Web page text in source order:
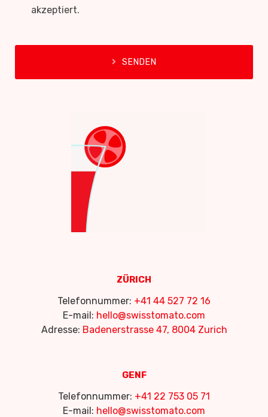
akzeptiert.
SENDEN
ZÜRICH
Telefonnummer: +41 44 527 72 16
E-mail: hello@swisstomato.com
Adresse: Badenerstrasse 47, 8004 Zurich
GENF
Telefonnummer: +41 22 753 05 71
E-mail: hello@swisstomato.com